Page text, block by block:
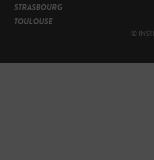
STRASBOURG
TOULOUSE
©